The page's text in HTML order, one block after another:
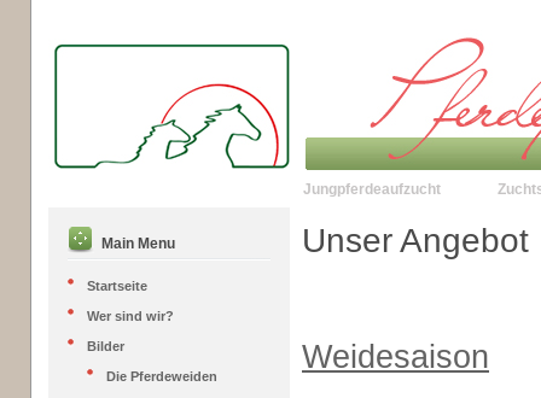
Jungpferdeaufzucht
Main Menu
Startseite
Wer sind wir?
Bilder
Die Pferdeweiden
Unser Angebot
Weidesaison